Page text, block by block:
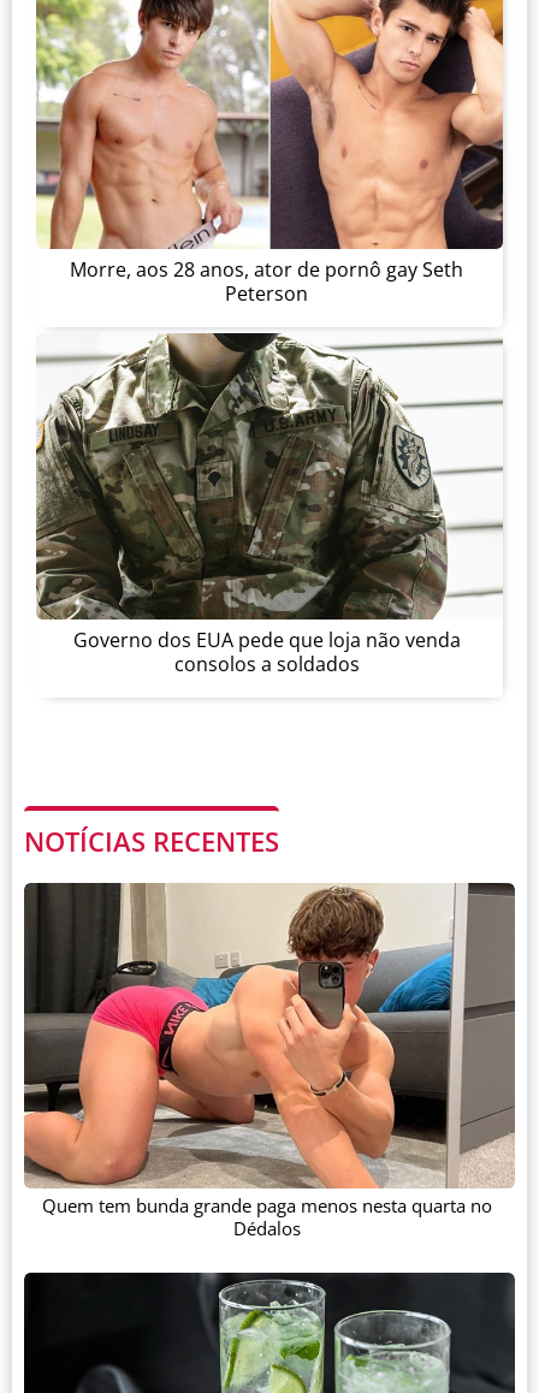
Morre, aos 28 anos, ator de pornô gay Seth
Peterson
Governo dos EUA pede que loja não venda
consolos a soldados
NOTÍCIAS RECENTES
Quem tem bunda grande paga menos nesta quarta no
Dédalos